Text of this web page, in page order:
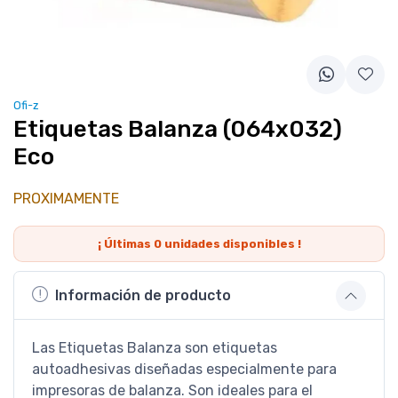
Ofi-z
Etiquetas Balanza (064x032)
Eco
PROXIMAMENTE
¡ Últimas 0unidades disponibles !
Información de producto
Las Etiquetas Balanza son etiquetas
autoadhesivas diseñadas especialmente para
impresoras de balanza. Son ideales para el